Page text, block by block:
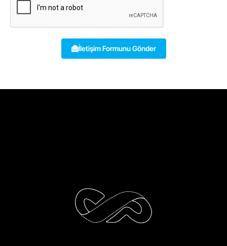
İletişim Formunu Gönder